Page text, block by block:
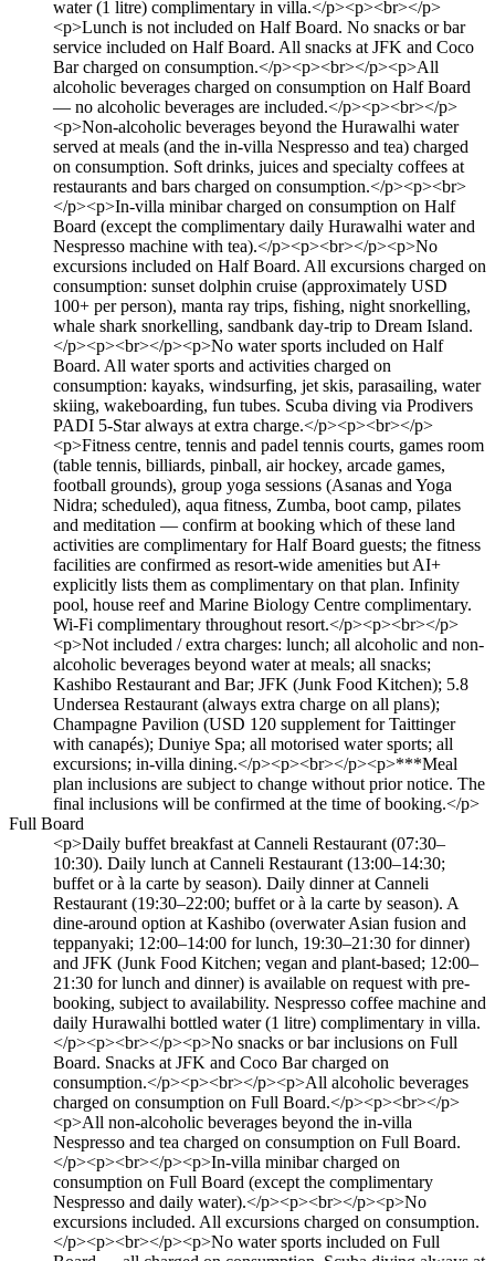
water (1 litre) complimentary in villa.</p><p><br></p>
<p>Lunch is not included on Half Board. No snacks or bar
service included on Half Board. All snacks at JFK and Coco
Bar charged on consumption.</p><p><br></p><p>All
alcoholic beverages charged on consumption on Half Board
— no alcoholic beverages are included.</p><p><br></p>
<p>Non-alcoholic beverages beyond the Hurawalhi water
served at meals (and the in-villa Nespresso and tea) charged
on consumption. Soft drinks, juices and specialty coffees at
restaurants and bars charged on consumption.</p><p><br>
</p><p>In-villa minibar charged on consumption on Half
Board (except the complimentary daily Hurawalhi water and
Nespresso machine with tea).</p><p><br></p><p>No
excursions included on Half Board. All excursions charged on
consumption: sunset dolphin cruise (approximately USD
100+ per person), manta ray trips, fishing, night snorkelling,
whale shark snorkelling, sandbank day-trip to Dream Island.
</p><p><br></p><p>No water sports included on Half
Board. All water sports and activities charged on
consumption: kayaks, windsurfing, jet skis, parasailing, water
skiing, wakeboarding, fun tubes. Scuba diving via Prodivers
PADI 5-Star always at extra charge.</p><p><br></p>
<p>Fitness centre, tennis and padel tennis courts, games room
(table tennis, billiards, pinball, air hockey, arcade games,
football grounds), group yoga sessions (Asanas and Yoga
Nidra; scheduled), aqua fitness, Zumba, boot camp, pilates
and meditation — confirm at booking which of these land
activities are complimentary for Half Board guests; the fitness
facilities are confirmed as resort-wide amenities but AI+
explicitly lists them as complimentary on that plan. Infinity
pool, house reef and Marine Biology Centre complimentary.
Wi-Fi complimentary throughout resort.</p><p><br></p>
<p>Not included / extra charges: lunch; all alcoholic and non-
alcoholic beverages beyond water at meals; all snacks;
Kashibo Restaurant and Bar; JFK (Junk Food Kitchen); 5.8
Undersea Restaurant (always extra charge on all plans);
Champagne Pavilion (USD 120 supplement for Taittinger
with canapés); Duniye Spa; all motorised water sports; all
excursions; in-villa dining.</p><p><br></p><p>***Meal
plan inclusions are subject to change without prior notice. The
final inclusions will be confirmed at the time of booking.</p>
Full Board
<p>Daily buffet breakfast at Canneli Restaurant (07:30–
10:30). Daily lunch at Canneli Restaurant (13:00–14:30;
buffet or à la carte by season). Daily dinner at Canneli
Restaurant (19:30–22:00; buffet or à la carte by season). A
dine-around option at Kashibo (overwater Asian fusion and
teppanyaki; 12:00–14:00 for lunch, 19:30–21:30 for dinner)
and JFK (Junk Food Kitchen; vegan and plant-based; 12:00–
21:30 for lunch and dinner) is available on request with pre-
booking, subject to availability. Nespresso coffee machine and
daily Hurawalhi bottled water (1 litre) complimentary in villa.
</p><p><br></p><p>No snacks or bar inclusions on Full
Board. Snacks at JFK and Coco Bar charged on
consumption.</p><p><br></p><p>All alcoholic beverages
charged on consumption on Full Board.</p><p><br></p>
<p>All non-alcoholic beverages beyond the in-villa
Nespresso and tea charged on consumption on Full Board.
</p><p><br></p><p>In-villa minibar charged on
consumption on Full Board (except the complimentary
Nespresso and daily water).</p><p><br></p><p>No
excursions included. All excursions charged on consumption.
</p><p><br></p><p>No water sports included on Full